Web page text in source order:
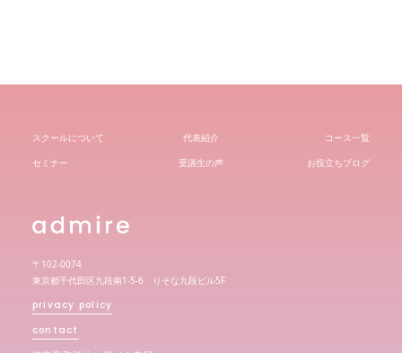
スクールについて 代表紹介
コース一覧
セミナー
受講生の声 お役立ちブログ
〒102-0074
東京都千代田区九段南1-5-6 りそな九段ビル5F
privacy policy
contact